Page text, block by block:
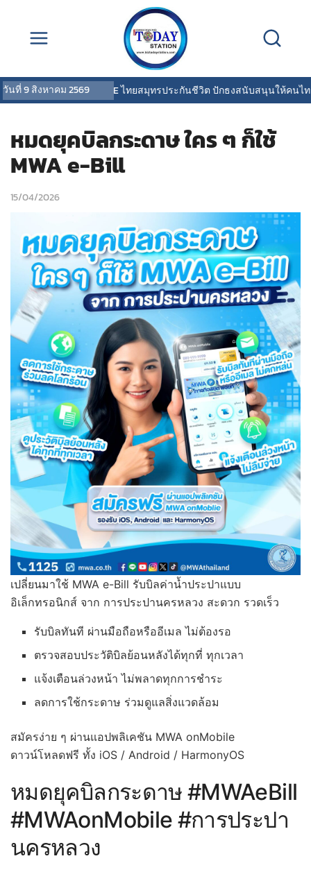
วันที่9 สิงหาคม 2569
OCEAN LIFE ไทยสมุทรประกันชีวิต ปักธงสนับสนุนให้คนไทย
หมดยุคบิลกระดาษ ใคร ๆ ก็ใช้
MWA e-Bill
15/04/2026
เปลี่ยนมาใช้ MWA e-Bill รับบิลค่าน้ำประปาแบบ
อิเล็กทรอนิกส์ จาก การประปานครหลวง สะดวก รวดเร็ว
รับบิลทันที ผ่านมือถือหรืออีเมล ไม่ต้องรอ
ตรวจสอบประวัติบิลย้อนหลังได้ทุกที่ ทุกเวลา
แจ้งเตือนล่วงหน้า ไม่พลาดทุกการชำระ
ลดการใช้กระดาษ ร่วมดูแลสิ่งแวดล้อม
สมัครง่าย ๆ ผ่านแอปพลิเคชัน MWA onMobile
ดาวน์โหลดฟรี ทั้ง iOS / Android / HarmonyOS
หมดยุคบิลกระดาษ #MWAeBill
#MWAonMobile #การประปา
นครหลวง